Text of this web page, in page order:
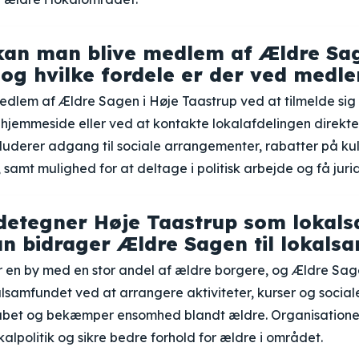
man blive medlem af Ældre
hvilke fordele er der ved
af Ældre Sagen i Høje Taastrup ved at tilmelde sig
eller ved at kontakte lokalafdelingen
adgang til sociale arrangementer, rabatter på
mulighed for at deltage i politisk arbejde og få
Høje Taastrup som
bidrager Ældre Sagen til
en by med en stor andel af ældre borgere, og Ældre
ved at arrangere aktiviteter, kurser og
og bekæmper ensomhed blandt ældre.
og sikre bedre forhold for ældre i området.